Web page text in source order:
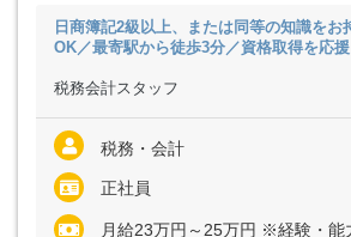
日商簿記2級以上、または同等の知識をお
OK／最寄駅から徒歩3分／資格取得を応援
税務会計スタッフ
税務・会計
正社員
月給23万円～25万円 ※経験・能力など考慮の上、決定いたします ※上記に固定残業代（月20時間分